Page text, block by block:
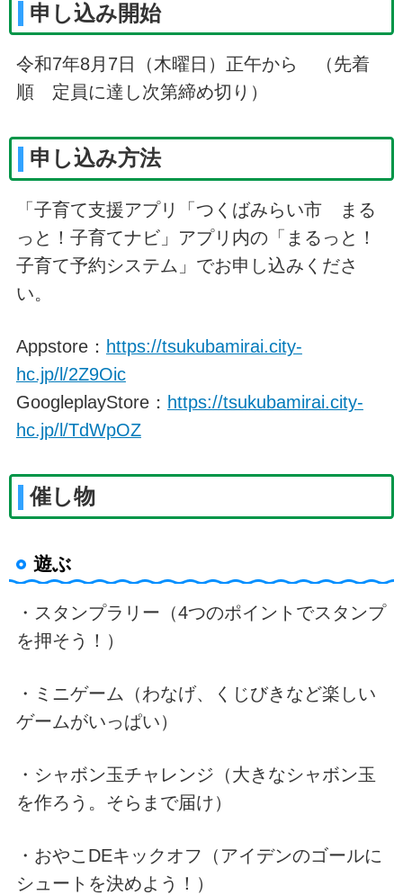
申し込み開始
令和7年8月7日（木曜日）正午から （先着
順 定員に達し次第締め切り）
申し込み方法
「子育て支援アプリ「つくばみらい市 まる
っと！子育てナビ」アプリ内の「まるっと！
子育て予約システム」でお申し込みくださ
い。
Appstore： https://tsukubamirai.city-
hc.jp/l/2Z9Oic
GoogleplayStore： https://tsukubamirai.city-
hc.jp/l/TdWpOZ
催し物
遊ぶ
・スタンプラリー（4つのポイントでスタンプ
を押そう！）
・ミニゲーム（わなげ、くじびきなど楽しい
ゲームがいっぱい）
・シャボン玉チャレンジ（大きなシャボン玉
を作ろう。そらまで届け）
・おやこDEキックオフ（アイデンのゴールに
シュートを決めよう！）